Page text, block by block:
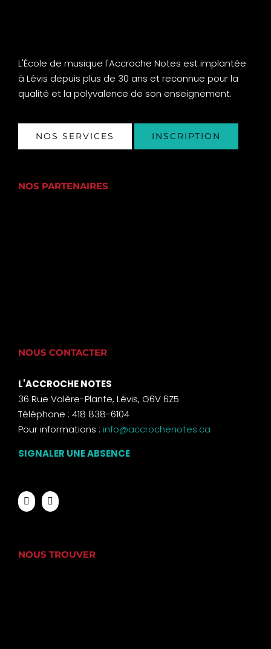
L'École de musique l'Accroche Notes est implantée
à Lévis depuis plus de 30 ans et reconnue pour la
qualité et la polyvalence de son enseignement.
NOS SERVICES INSCRIPTION
NOS PARTENAIRES
NOUS CONTACTER
L'ACCROCHE NOTES
36 Rue Valère-Plante, Lévis, G6V 6Z5
Téléphone : 418 838-6104
Pour informations : info@accrochenotes.ca
SIGNALER UNE ABSENCE
NOUS TROUVER